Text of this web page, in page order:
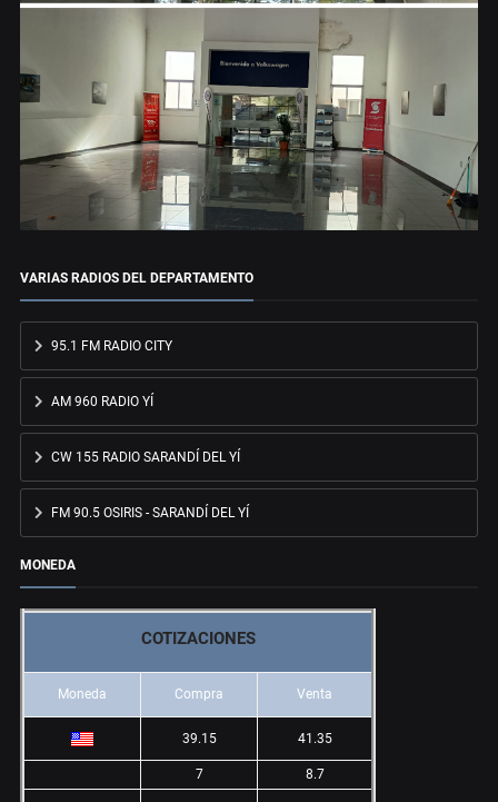
VARIAS RADIOS DEL DEPARTAMENTO
95.1 FM RADIO CITY
AM 960 RADIO YÍ
CW 155 RADIO SARANDÍ DEL YÍ
FM 90.5 OSIRIS - SARANDÍ DEL YÍ
MONEDA
COTIZACIONES
Moneda Compra Venta
39.15 41.35
7 8.7